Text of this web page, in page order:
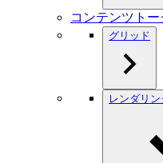
コンテンツトー
グリッド
レンダリ